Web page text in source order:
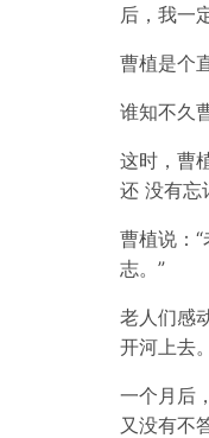
后，我一
曹植是个
谁知不久
这时，曹
还 没有忘
曹植说：
志。”
老人们感
开河上去。
一个月后
又没有不